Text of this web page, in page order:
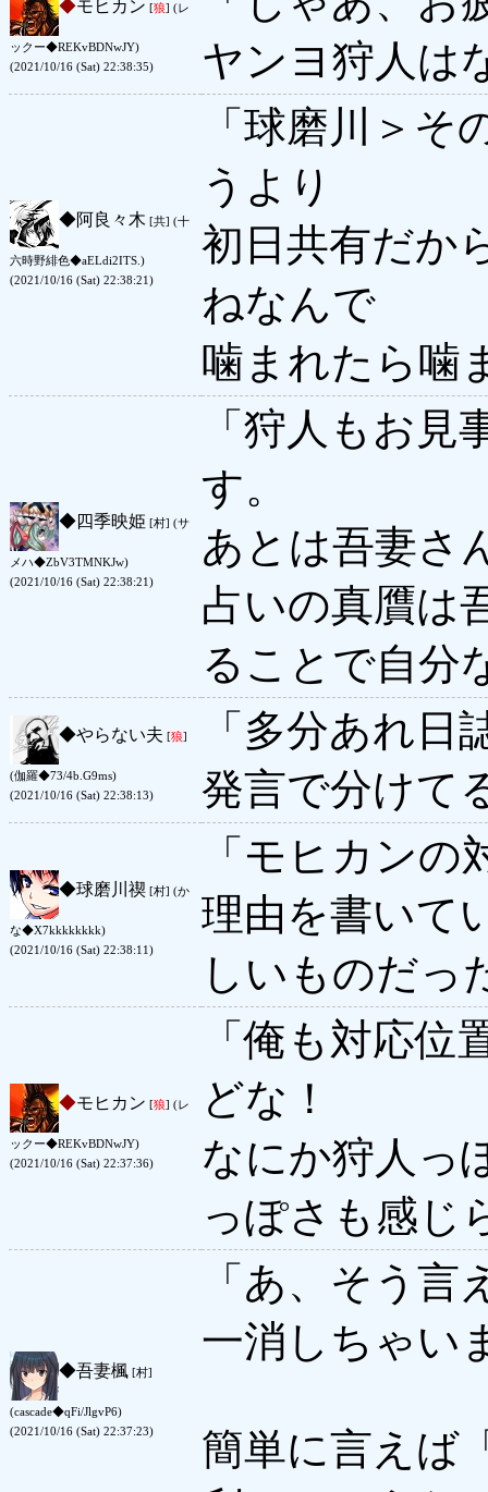
◆モヒカン [狼] (レ
ックー◆REKvBDNwJY)
(2021/10/16 (Sat) 22:38:35)
ヤンヨ狩人は
◆阿良々木 [共] (十
六時野緋色◆aELdi2ITS.)
(2021/10/16 (Sat) 22:38:21)
「球磨川＞
うより
初日共有だか
ねなんで
噛まれたら噛
◆四季映姫 [村] (サ
メハ◆ZbV3TMNKJw)
(2021/10/16 (Sat) 22:38:21)
「狩人もお
す。
あとは吾妻さ
占いの真贋は
ることで自分
◆やらない夫 [狼]
(伽羅◆73/4b.G9ms)
(2021/10/16 (Sat) 22:38:13)
「多分あれ
発言で分けて
◆球磨川禊 [村] (か
な◆X7kkkkkkkk)
(2021/10/16 (Sat) 22:38:11)
「モヒカン
理由を書いて
しいものだっ
◆モヒカン [狼] (レ
ックー◆REKvBDNwJY)
(2021/10/16 (Sat) 22:37:36)
「俺も対応
どな！
なにか狩人っ
っぽさも感じ
◆吾妻楓 [村]
(cascade◆qFi/JlgvP6)
(2021/10/16 (Sat) 22:37:23)
「あ、そう
一消しちゃい
簡単に言えば